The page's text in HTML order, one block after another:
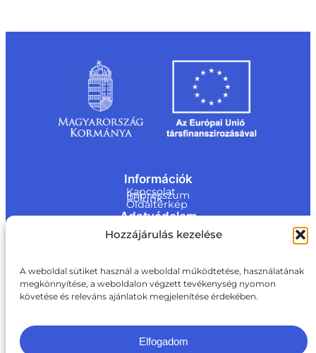
Hozzájárulás kezelése
A weboldal sütiket használ a weboldal működtetése, használatának
megkönnyítése, a weboldalon végzett tevékenység nyomon
követése és releváns ajánlatok megjelenítése érdekében.
Elfogadom
Információk
Kapcsolat
Impresszum
Rólunk
Oldaltérkép
Adatvédelem
Jogi nyilatkozat
Adatvédelmi nyilatkozat
Akadálymentesítési nyilatkozat
ite@a
ki.gov.